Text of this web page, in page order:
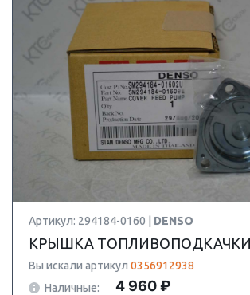
Артикул: 294184-0160 | DENSO
КРЫШКА ТОПЛИВОПОДКАЧКИ
Вы искали артикул 0356912938
Наличные:
4 960 ₽